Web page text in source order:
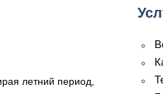
летний период,